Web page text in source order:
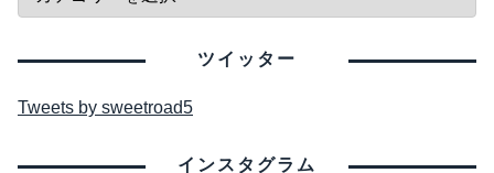
ツイッター
Tweets by sweetroad5
インスタグラム